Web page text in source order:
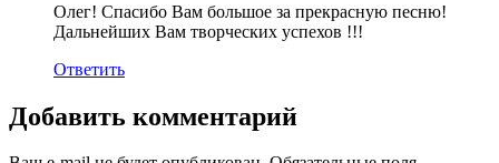
Олег! Спасибо Вам большое за прекрасную песню!
Дальнейших Вам творческих успехов !!!
Ответить
Добавить комментарий